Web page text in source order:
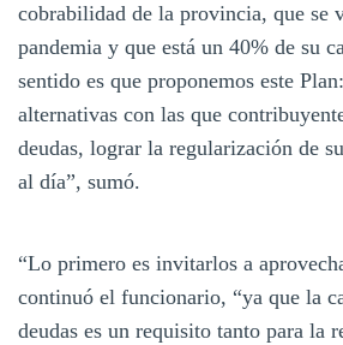
cobrabilidad de la provincia, que se
pandemia y que está un 40% de su
sentido es que proponemos este
alternativas con las que
deudas, lograr la regularización de
al día”, sumó.
“Lo primero es invitarlos a
continuó el funcionario, “ya que la
deudas es un requisito tanto para la